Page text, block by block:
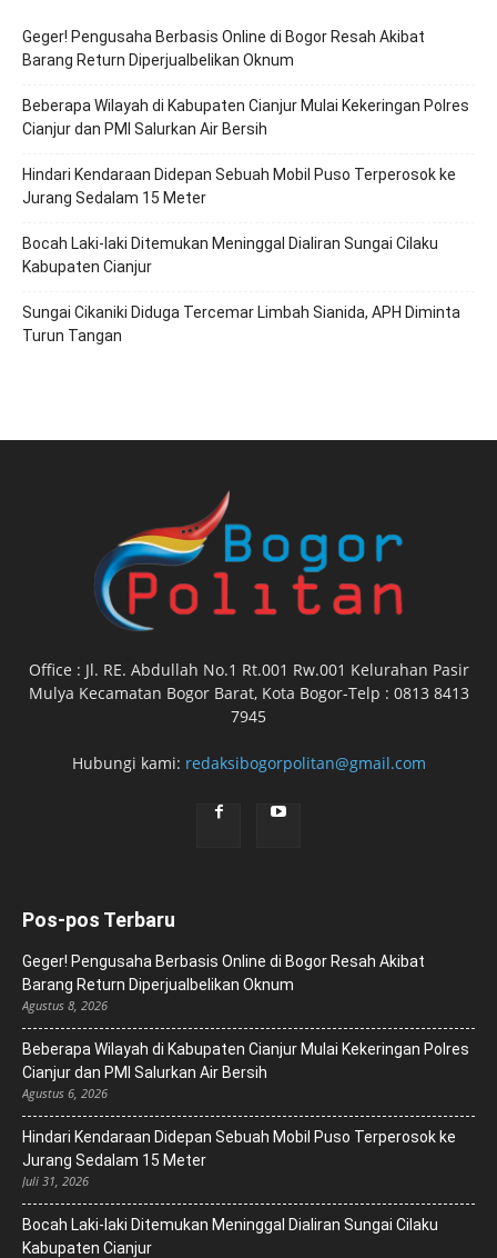
Geger! Pengusaha Berbasis Online di Bogor Resah Akibat
Barang Return Diperjualbelikan Oknum
Beberapa Wilayah di Kabupaten Cianjur Mulai Kekeringan Polres
Cianjur dan PMI Salurkan Air Bersih
Hindari Kendaraan Didepan Sebuah Mobil Puso Terperosok ke
Jurang Sedalam 15 Meter
Bocah Laki-laki Ditemukan Meninggal Dialiran Sungai Cilaku
Kabupaten Cianjur
Sungai Cikaniki Diduga Tercemar Limbah Sianida, APH Diminta
Turun Tangan
Office : Jl. RE. Abdullah No.1 Rt.001 Rw.001 Kelurahan Pasir
Mulya Kecamatan Bogor Barat, Kota Bogor-Telp : 0813 8413
7945
Hubungi kami: redaksibogorpolitan@gmail.com
Pos-pos Terbaru
Geger! Pengusaha Berbasis Online di Bogor Resah Akibat
Barang Return Diperjualbelikan Oknum
Agustus 8, 2026
Beberapa Wilayah di Kabupaten Cianjur Mulai Kekeringan Polres
Cianjur dan PMI Salurkan Air Bersih
Agustus 6, 2026
Hindari Kendaraan Didepan Sebuah Mobil Puso Terperosok ke
Jurang Sedalam 15 Meter
Juli 31, 2026
Bocah Laki-laki Ditemukan Meninggal Dialiran Sungai Cilaku
Kabupaten Cianjur